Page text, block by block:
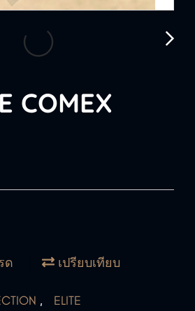
COMEX
ด เปรียบเทียบ
, ELITE